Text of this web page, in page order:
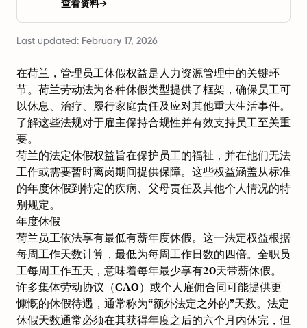
查看资料→
Last updated: February 17, 2026
在荷兰，管理员工休假权益是人力资源管理中的关键环
节。荷兰劳动法为各种休假类型提供了框架，确保员工可
以休息、治疗、履行家庭责任及应对其他重大生活事件。
了解这些法规对于雇主保持合规性并有效支持员工至关重
要。
荷兰的法定休假权益旨在保护员工的福祉，并在他们无法
工作或需要暂时离岗期间提供保障。这些权益涵盖从标准
的年度休假到特定的疾病、父母责任及其他个人情况的特
别规定。
年度休假
荷兰员工依法享有最低有薪年度休假。这一法定权益根据
每周工作天数计算，最低为每周工作日数的四倍。全职员
工每周工作五天，意味着每年最少享有20天带薪休假。
许多集体劳动协议（CAO）或个人雇佣合同可能提供更
慷慨的休假待遇，通常称为“额外法定之外的”天数。法定
休假天数通常必须在其获得年度之后的六个月内休完，但